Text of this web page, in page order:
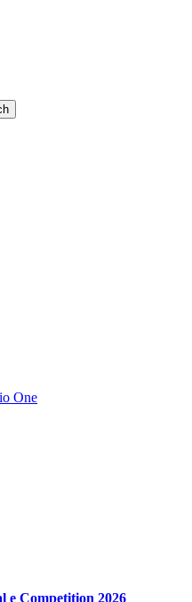
One
e Competition 2026